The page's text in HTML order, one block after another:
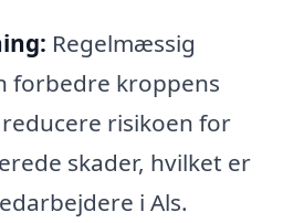
Regelmæssig
forbedre kroppens
risikoen for
skader, hvilket er
i Als.